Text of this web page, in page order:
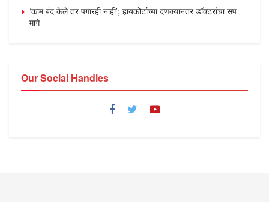
‘काम बंद केले तर पगारही नाही’; हायकोर्टाच्या दणक्यानंतर डॉक्टरांचा संप
मागे
Our Social Handles